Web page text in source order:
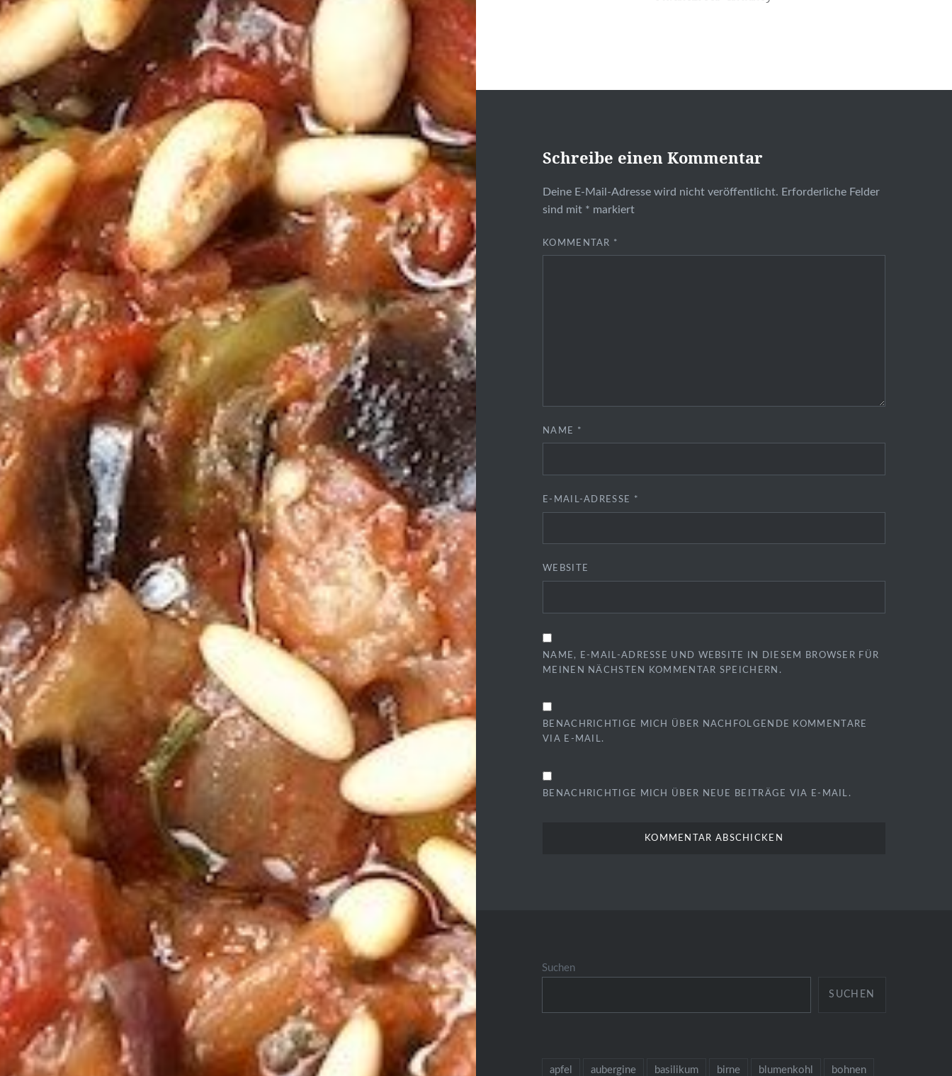
Schreibe einen Kommentar
Deine E-Mail-Adresse wird nicht veröffentlicht. Erforderliche Felder
sind mit * markiert
KOMMENTAR *
NAME *
E-MAIL-ADRESSE *
WEBSITE
NAME, E-MAIL-ADRESSE UND WEBSITE IN DIESEM BROWSER FÜR
MEINEN NÄCHSTEN KOMMENTAR SPEICHERN.
BENACHRICHTIGE MICH ÜBER NACHFOLGENDE KOMMENTARE
VIA E-MAIL.
BENACHRICHTIGE MICH ÜBER NEUE BEITRÄGE VIA E-MAIL.
Suchen
SUCHEN
apfel aubergine basilikum birne blumenkohl bohnen